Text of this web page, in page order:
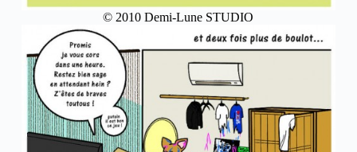
© 2010 Demi-Lune STUDIO